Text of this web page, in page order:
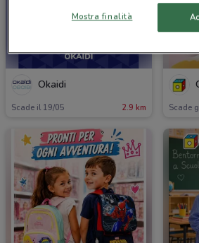
Okaidi
Scade il 19/05 2.9 km Scade
Mostra finalità